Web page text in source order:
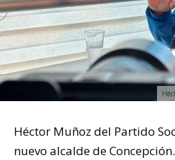
Héctor Muñoz del Partido
nuevo alcalde de Concepción.